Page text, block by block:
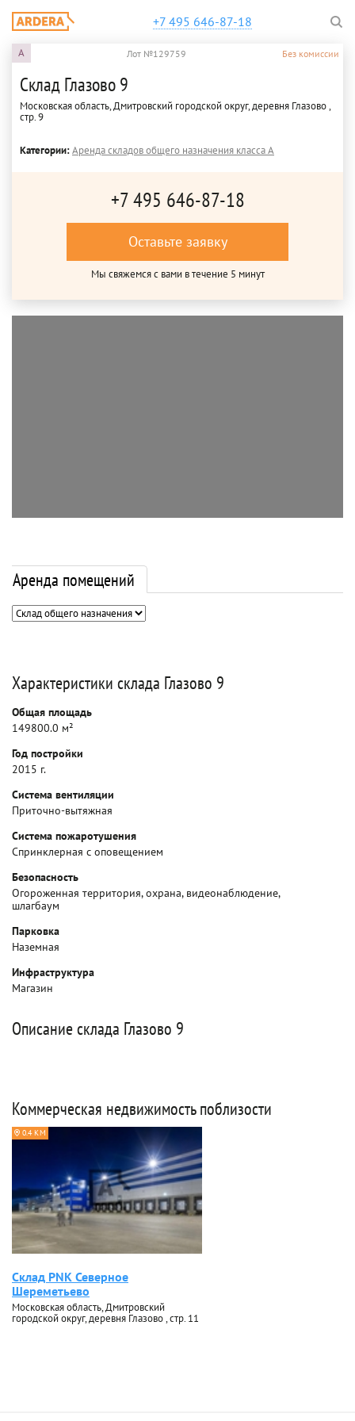
+7 495 646-87-18
A Лот №129759 Без комиссии
Склад Глазово 9
Московская область, Дмитровский городской округ, деревня Глазово ,
стр. 9
Категории:Аренда складов общего назначения класса A
+7 495 646-87-18
Оставьте заявку
Мы свяжемся с вами в течение 5 минут
Аренда помещений
Характеристики склада Глазово 9
Общая площадь
149800.0 м²
Год постройки
2015 г.
Система вентиляции
Приточно-вытяжная
Система пожаротушения
Спринклерная с оповещением
Безопасность
Огороженная территория, охрана, видеонаблюдение,
шлагбаум
Парковка
Наземная
Инфраструктура
Магазин
Описание склада Глазово 9
Коммерческая недвижимость поблизости
0.4 КМ
Склад PNK Северное
Шереметьево
Московская область, Дмитровский
городской округ, деревня Глазово , стр. 11